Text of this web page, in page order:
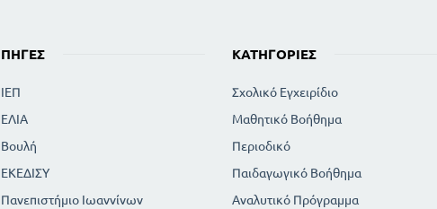
ΠΗΓΈΣ
ΙΕΠ
ΕΛΙΑ
Βουλή
ΕΚΕΔΙΣΥ
Πανεπιστήμιο Ιωαννίνων
ΚΑΤΗΓΟΡΊΕΣ
Σχολικό Εγχειρίδιο
Μαθητικό Βοήθημα
Περιοδικό
Παιδαγωγικό Βοήθημα
Αναλυτικό Πρόγραμμα